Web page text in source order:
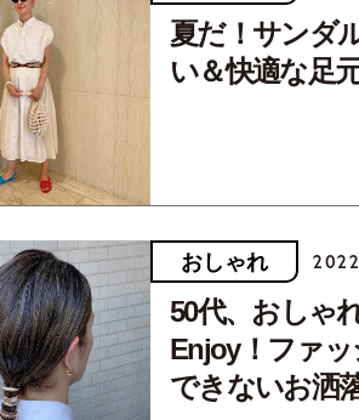
夏だ！サンダ
い＆快適な足
おしゃれ
50代、おしゃ
Enjoy！ファ
できないお洒